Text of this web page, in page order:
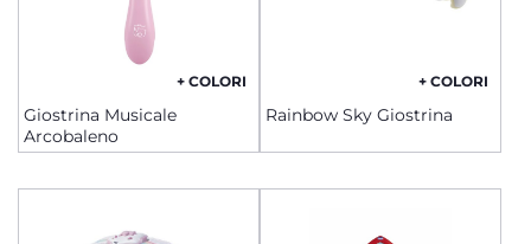
+ COLORI
Giostrina Musicale
Arcobaleno
+ COLORI
Rainbow Sky Giostrina